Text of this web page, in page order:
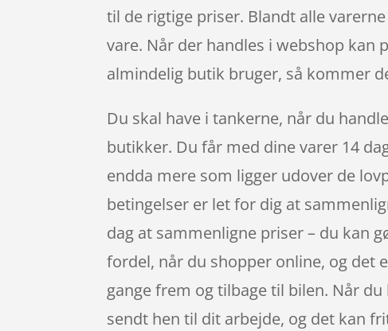
til de rigtige priser. Blandt alle
vare. Når der handles i webshop kan
almindelig butik bruger, så kommer
Du skal have i tankerne, når du
butikker. Du får med dine varer 14
endda mere som ligger udover de
betingelser er let for dig at
dag at sammenligne priser – du kan
fordel, når du shopper online, og det
gange frem og tilbage til bilen. Når
sendt hen til dit arbejde, og det kan